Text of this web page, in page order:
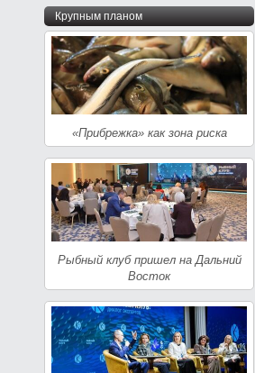
Крупным планом
«Прибрежка» как зона риска
Рыбный клуб пришел на Дальний
Восток